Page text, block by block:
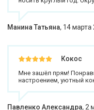
Манина Татьяна, 14 марта
Кокос
Мне зашёл прям!
настроением, уютный
Павленко Александра, 2